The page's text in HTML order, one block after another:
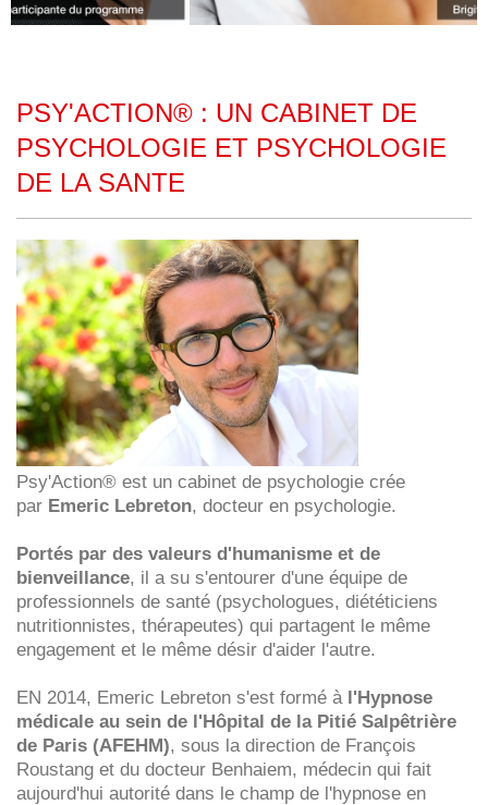
PSY'ACTION® : UN CABINET DE
PSYCHOLOGIE ET PSYCHOLOGIE
DE LA SANTE
Psy'Action® est un cabinet de psychologie crée
par Emeric Lebreton, docteur en psychologie.
Portés par des valeurs d'humanisme et de
bienveillance, il a su s'entourer d'une équipe de
professionnels de santé (psychologues, diététiciens
nutritionnistes, thérapeutes) qui partagent le même
engagement et le même désir d'aider l'autre.
EN 2014, Emeric Lebreton s'est formé à l'Hypnose
médicale au sein de l'Hôpital de la Pitié Salpêtrière
de Paris (AFEHM), sous la direction de François
Roustang et du docteur Benhaiem, médecin qui fait
aujourd'hui autorité dans le champ de l'hypnose en